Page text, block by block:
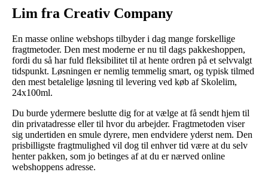
Lim fra Creativ Company
En masse online webshops tilbyder i dag mange forskellige
fragtmetoder. Den mest moderne er nu til dags pakkeshoppen,
fordi du så har fuld fleksibilitet til at hente ordren på et selvvalgt
tidspunkt. Løsningen er nemlig temmelig smart, og typisk tilmed
den mest betalelige løsning til levering ved køb af Skolelim,
24x100ml.
Du burde ydermere beslutte dig for at vælge at få sendt hjem til
din privatadresse eller til hvor du arbejder. Fragtmetoden viser
sig undertiden en smule dyrere, men endvidere yderst nem. Den
prisbilligste fragtmulighed vil dog til enhver tid være at du selv
henter pakken, som jo betinges af at du er nærved online
webshoppens adresse.